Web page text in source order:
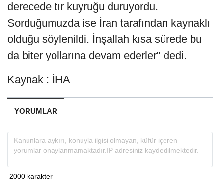
derecede tır kuyruğu duruyordu.
Sorduğumuzda ise İran tarafından kaynaklı
olduğu söylenildi. İnşallah kısa sürede bu
da biter yollarına devam ederler" dedi.
Kaynak : İHA
YORUMLAR